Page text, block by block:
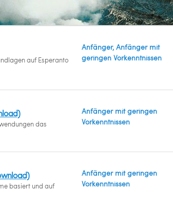
auf Esperanto
Anfänger, Anfänger mit
geringen Vorkenntnissen
das
Anfänger mit geringen
Vorkenntnissen
basiert und auf
Anfänger mit geringen
Vorkenntnissen